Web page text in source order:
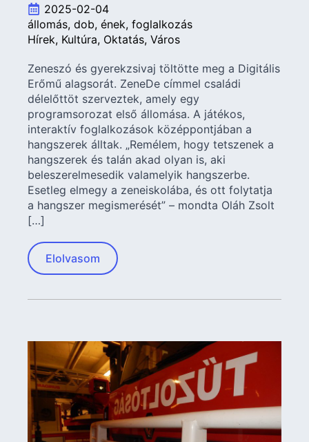
2025-02-04
állomás dob ének foglalkozás
Hírek Kultúra Oktatás Város
Zeneszó és gyerekzsivaj töltötte meg a Digitális
Erőmű alagsorát. ZeneDe címmel családi
délelőttöt szerveztek, amely egy
programsorozat első állomása. A játékos,
interaktív foglalkozások középpontjában a
hangszerek álltak. „Remélem, hogy tetszenek a
hangszerek és talán akad olyan is, aki
beleszerelmesedik valamelyik hangszerbe.
Esetleg elmegy a zeneiskolába, és ott folytatja
a hangszer megismerését” – mondta Oláh Zsolt
[…]
Elolvasom